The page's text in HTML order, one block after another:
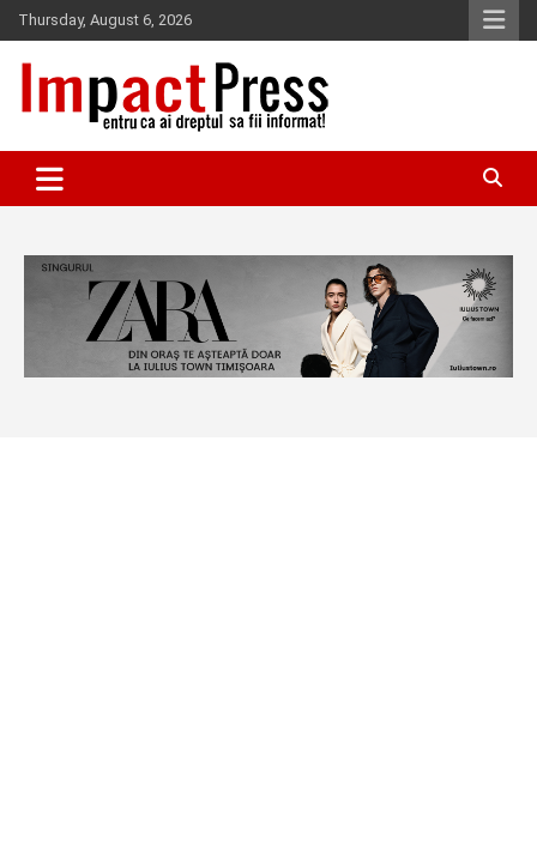
Skip
to
content
Thursday, August 6, 2026
IMPACTPRESS